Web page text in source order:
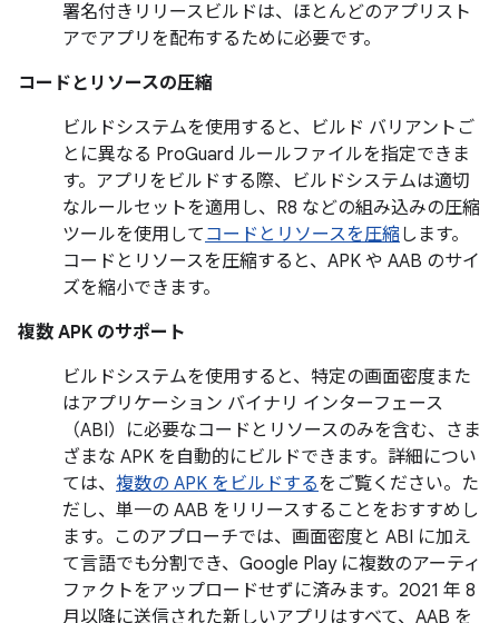
署名付きリリースビルドは、ほとんどのアプリスト
アでアプリを配布するために必要です。
コードとリソースの圧縮
ビルドシステムを使用すると、ビルド バリアントご
とに異なる ProGuard ルールファイルを指定できま
す。アプリをビルドする際、ビルドシステムは適切
なルールセットを適用し、R8 などの組み込みの圧縮
ツールを使用して コードとリソースを圧縮 します。
コードとリソースを圧縮すると、APK や AAB のサイ
ズを縮小できます。
複数 APK のサポート
ビルドシステムを使用すると、特定の画面密度また
はアプリケーション バイナリ インターフェース
（ABI）に必要なコードとリソースのみを含む、さま
ざまな APK を自動的にビルドできます。詳細につい
ては、 複数の APK をビルドするをご覧ください。た
だし、単一の AAB をリリースすることをおすすめし
ます。このアプローチでは、画面密度と ABI に加え
て言語でも分割でき、Google Play に複数のアーティ
ファクトをアップロードせずに済みます。2021 年 8
月以降に送信された新しいアプリはすべて、AAB を